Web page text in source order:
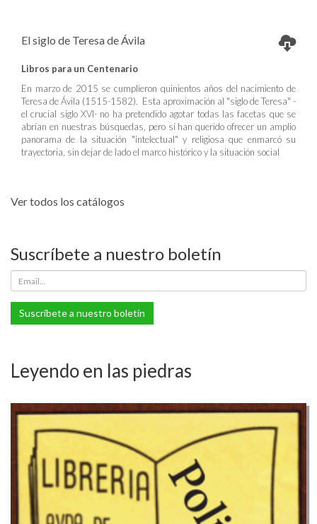
El siglo de Teresa de Ávila
Libros para un Centenario
En marzo de 2015 se cumplieron quinientos años del nacimiento de
Teresa de Ávila (1515-1582). Esta aproximación al "siglo de Teresa" -
el crucial siglo XVI- no ha pretendido agotar todas las facetas que se
abrían en nuestras búsquedas, pero sí han querido ofrecer un amplio
panorama de la situación "intelectual" y religiosa que enmarcó su
trayectoria, sin dejar de lado el marco histórico y la situación social
Ver todos los catálogos
Suscríbete a nuestro boletín
Suscríbete a nuestro boletín
Leyendo en las piedras